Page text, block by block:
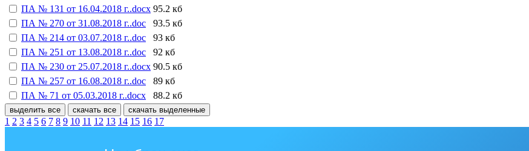
ПА № 131 от 16.04.2018 г..docx 95.2 кб
ПА № 270 от 31.08.2018 г..doc
93.5 кб
ПА № 214 от 03.07.2018 г..doc
93 кб
ПА № 251 от 13.08.2018 г..doc
92 кб
ПА № 230 от 25.07.2018 г..docx 90.5 кб
ПА № 257 от 16.08.2018 г..doc
89 кб
ПА № 71 от 05.03.2018 г..docx
88.2 кб
выделить все скачать все скачать выделенные
1 2 3 4 5 6 7 8 9 10 11 12 13 14 15 16 17